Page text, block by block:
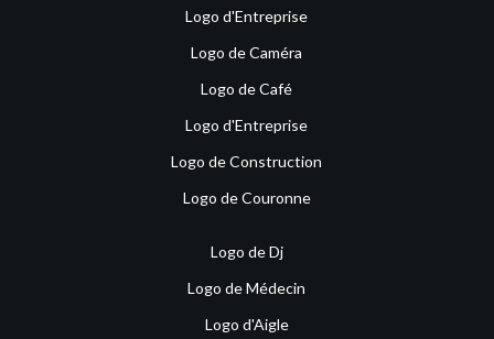
Logo d'Entreprise
Logo de Caméra
Logo de Café
Logo d'Entreprise
Logo de Construction
Logo de Couronne
Logo de Dj
Logo de Médecin
Logo d'Aigle